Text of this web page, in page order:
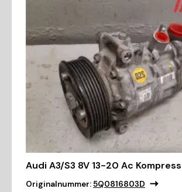
Audi A3/S3 8V 13-20 Ac
Originalnummer:5Q0816803D